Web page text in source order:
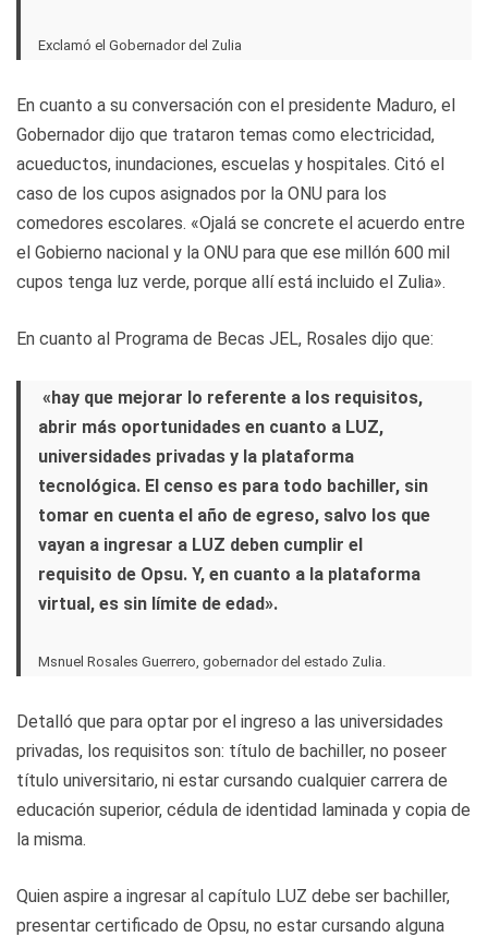
Exclamó el Gobernador del Zulia
En cuanto a su conversación con el presidente Maduro, el
Gobernador dijo que trataron temas como electricidad,
acueductos, inundaciones, escuelas y hospitales. Citó el
caso de los cupos asignados por la ONU para los
comedores escolares. «Ojalá se concrete el acuerdo entre
el Gobierno nacional y la ONU para que ese millón 600 mil
cupos tenga luz verde, porque allí está incluido el Zulia».
En cuanto al Programa de Becas JEL, Rosales dijo que:
«hay que mejorar lo referente a los requisitos,
abrir más oportunidades en cuanto a LUZ,
universidades privadas y la plataforma
tecnológica. El censo es para todo bachiller, sin
tomar en cuenta el año de egreso, salvo los que
vayan a ingresar a LUZ deben cumplir el
requisito de Opsu. Y, en cuanto a la plataforma
virtual, es sin límite de edad».
Msnuel Rosales Guerrero, gobernador del estado Zulia.
Detalló que para optar por el ingreso a las universidades
privadas, los requisitos son: título de bachiller, no poseer
título universitario, ni estar cursando cualquier carrera de
educación superior, cédula de identidad laminada y copia de
la misma.
Quien aspire a ingresar al capítulo LUZ debe ser bachiller,
presentar certificado de Opsu, no estar cursando alguna